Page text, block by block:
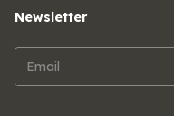
Newsletter